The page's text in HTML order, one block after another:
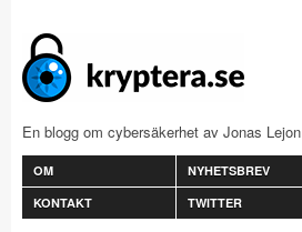
En blogg om cybersäkerhet av Jonas Lejon
OM
NYHETSBREV
KONTAKT
TWITTER